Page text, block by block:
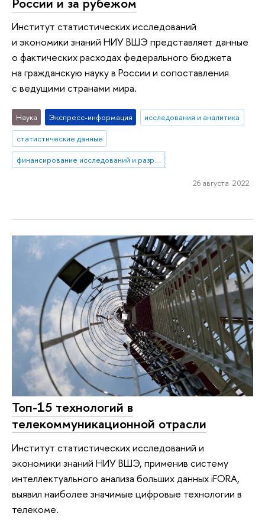
Институт статистических исследований
и экономики знаний НИУ ВШЭ представляет данные
о фактических расходах федерального бюджета
на гражданскую науку в России и сопоставления
с ведущими странами мира.
Наука Экспресс-информация
исследования и аналитика
статистические данные
26 августа 2022
Топ-15 технологий в
телекоммуникационной отрасли
Институт статистических исследований и
экономики знаний НИУ ВШЭ, применив систему
интеллектуального анализа больших данных iFORA,
выявил наиболее значимые цифровые технологии в
телекоме.